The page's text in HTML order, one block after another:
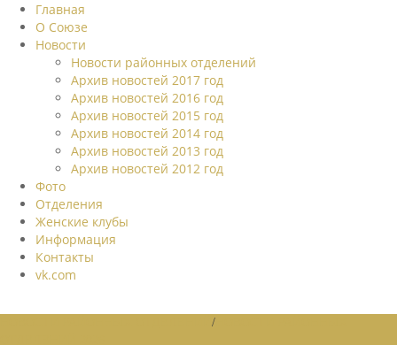
Главная
О Союзе
Новости
Новости районных отделений
Архив новостей 2017 год
Архив новостей 2016 год
Архив новостей 2015 год
Архив новостей 2014 год
Архив новостей 2013 год
Архив новостей 2012 год
Фото
Отделения
Женские клубы
Информация
Контакты
vk.com
/